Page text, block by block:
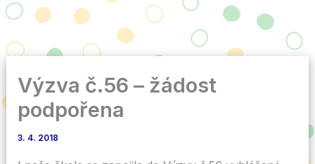
Výzva č.56 – žádost
podpořena
3. 4. 2018